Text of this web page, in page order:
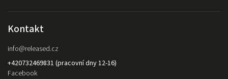
Kontakt
info@released.cz
+420732469831 (pracovní dny 12-16)
Facebook